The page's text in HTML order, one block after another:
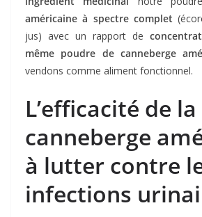
américaine à spectre complet
jus) avec un rapport de
même poudre de canneberge
vendons comme aliment fonctionnel.
L’efficacité de la
canneberge
à lutter contre
infections